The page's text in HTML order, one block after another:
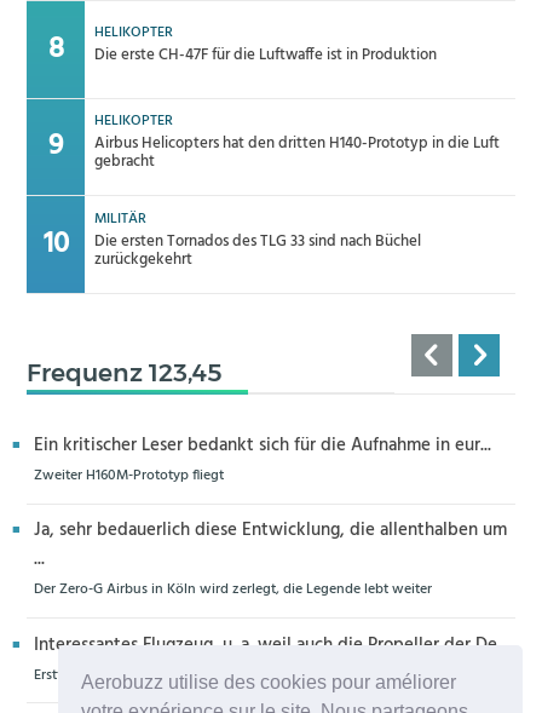
Aerobuzz utilise des cookies pour améliorer
HELIKOPTER
Die erste CH-47F für die Luftwaffe ist in Produktion
HELIKOPTER
Airbus Helicopters hat den dritten H140-Prototyp in die Luft
gebracht
MILITÄR
Die ersten Tornados des TLG 33 sind nach Büchel
zurückgekehrt
Frequenz 123,45
Ein kritischer Leser bedankt sich für die Aufnahme in eur...
Zweiter H160M-Prototyp fliegt
Ja, sehr bedauerlich diese Entwicklung, die allenthalben um
...
Der Zero-G Airbus in Köln wird zerlegt, die Legende lebt weiter
Interessantes Flugzeug, u. a. weil auch die Propeller der De...
Erstflug der Piper Seminole DX mit DeltaHawk-Motoren